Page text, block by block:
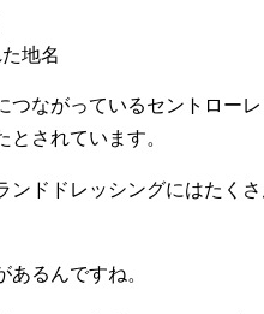
地名
つながっているセントロー
とされています。
ンドドレッシングにはたく
るんですね。